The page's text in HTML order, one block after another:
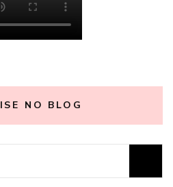
NO BLOG